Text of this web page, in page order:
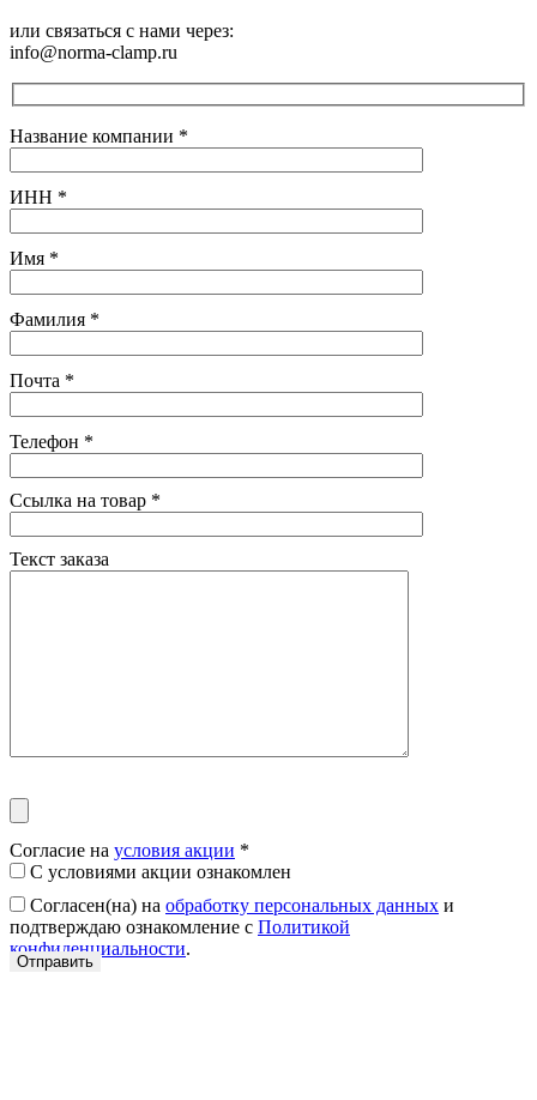
или связаться с нами через:
info@norma-clamp.ru
Название компании *
ИНН *
Имя *
Фамилия *
Почта *
Телефон *
Ссылка на товар *
Текст заказа
Согласие на условия акции *
С условиями акции ознакомлен
Согласен(на) на обработку персональных данных и
подтверждаю ознакомление с Политикой
конфиденциальности.